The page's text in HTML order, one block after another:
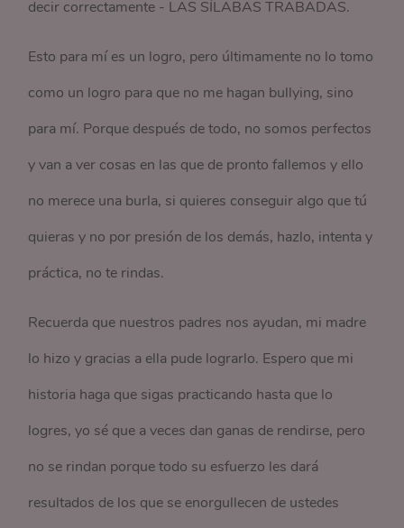
decir correctamente - LAS SÍLABAS TRABADAS.
Esto para mí es un logro, pero últimamente no lo tomo
como un logro para que no me hagan bullying, sino
para mí. Porque después de todo, no somos perfectos
y van a ver cosas en las que de pronto fallemos y ello
no merece una burla, si quieres conseguir algo que tú
quieras y no por presión de los demás, hazlo, intenta y
práctica, no te rindas.
Recuerda que nuestros padres nos ayudan, mi madre
lo hizo y gracias a ella pude lograrlo. Espero que mi
historia haga que sigas practicando hasta que lo
logres, yo sé que a veces dan ganas de rendirse, pero
no se rindan porque todo su esfuerzo les dará
resultados de los que se enorgullecen de ustedes